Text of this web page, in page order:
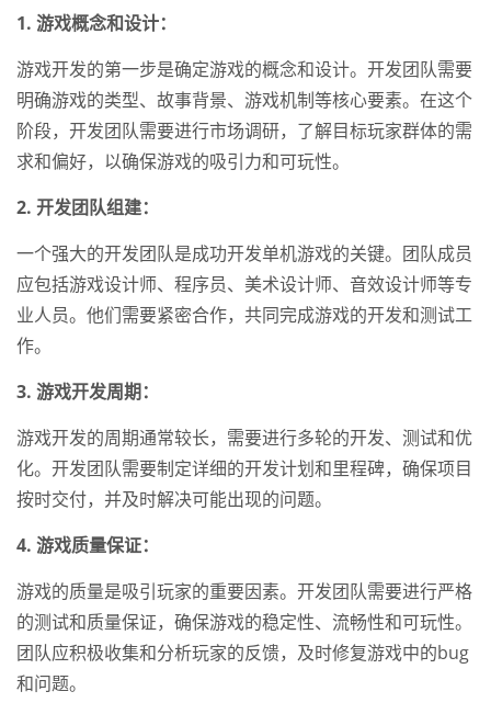
1. 游戏概念和设计：
游戏开发的第一步是确定游戏的概念和设计。开发团队需要
明确游戏的类型、故事背景、游戏机制等核心要素。在这个
阶段，开发团队需要进行市场调研，了解目标玩家群体的需
求和偏好，以确保游戏的吸引力和可玩性。
2. 开发团队组建：
一个强大的开发团队是成功开发单机游戏的关键。团队成员
应包括游戏设计师、程序员、美术设计师、音效设计师等专
业人员。他们需要紧密合作，共同完成游戏的开发和测试工
作。
3. 游戏开发周期：
游戏开发的周期通常较长，需要进行多轮的开发、测试和优
化。开发团队需要制定详细的开发计划和里程碑，确保项目
按时交付，并及时解决可能出现的问题。
4. 游戏质量保证：
游戏的质量是吸引玩家的重要因素。开发团队需要进行严格
的测试和质量保证，确保游戏的稳定性、流畅性和可玩性。
团队应积极收集和分析玩家的反馈，及时修复游戏中的bug
和问题。